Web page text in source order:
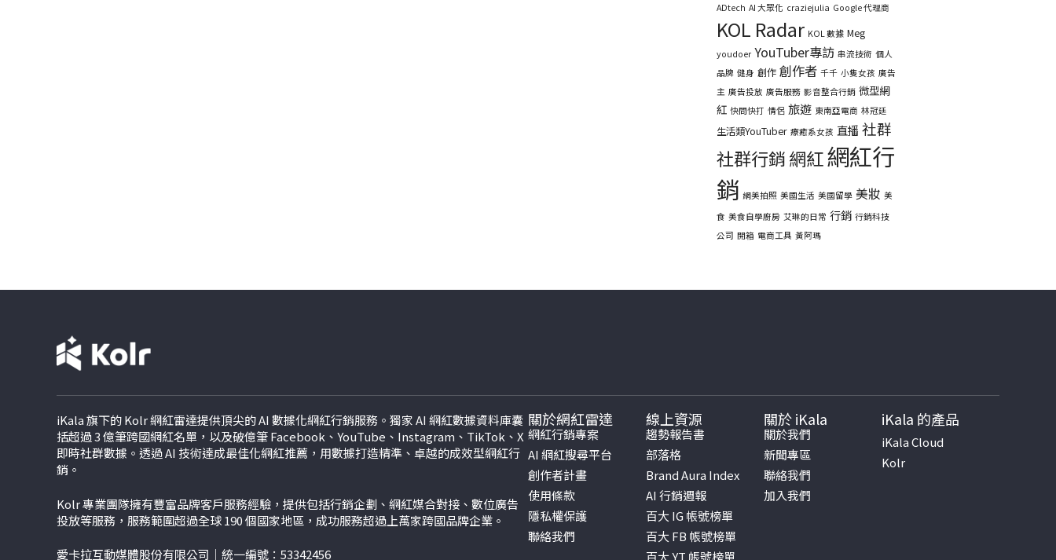
ADtech AI 大眾化 craziejulia Google 代理商
KOL Radar KOL 數據 Meg
youdoer YouTuber專訪 串流技術 個人
品牌 健身 創作 創作者 千千 小隻女孩 廣告
主 廣告投放 廣告服務 影音整合行銷 微型網
紅 快問快打 情侶 旅遊 東南亞電商 林冠廷
生活類YouTuber 療癒系女孩 直播 社群
社群行銷網紅網紅行
銷 網美拍照 美國生活 美國留學 美妝 美
食 美食自學廚房 艾琳的日常 行銷 行銷科技
公司 開箱 電商工具 黃阿瑪
iKala 旗下的 Kolr 網紅雷達提供頂尖的 AI 數據化網紅行銷服務。獨家 AI 網紅數據資料庫囊
括超過 3 億筆跨國網紅名單，以及破億筆 Facebook、YouTube、Instagram、TikTok、 X
即時社群數據。透過 AI 技術達成最佳化網紅推薦，用數據打造精準、卓越的成效型網紅行
銷。
Kolr 專業團隊擁有豐富品牌客戶服務經驗，提供包括行銷企劃、網紅媒合對接、數位廣告
投放等服務，服務範圍超過全球 190 個國家地區，成功服務超過上萬家跨國品牌企業。
愛卡拉互動媒體股份有限公司｜統一編號：53342456
關於網紅雷達
網紅行銷專案
AI 網紅搜尋平台
創作者計畫
使用條款
隱私權保護
聯絡我們
線上資源
趨勢報告書
部落格
Brand Aura Index
AI 行銷週報
百大 IG 帳號榜單
百大 FB 帳號榜單
關於 iKala
關於我們
新聞專區
聯絡我們
加入我們
iKala 的產品
iKala Cloud
Kolr